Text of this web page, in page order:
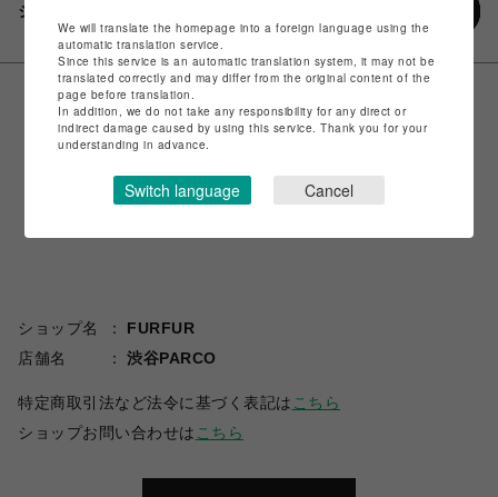
シェアする
ショップ名
FURFUR
店舗名
渋谷PARCO
特定商取引法など法令に基づく表記は こちら
ショップお問い合わせは こちら
We will translate the homepage into a foreign language using the
automatic translation service.
Since this service is an automatic translation system, it may not be
translated correctly and may differ from the original content of the
page before translation.
In addition, we do not take any responsibility for any direct or
indirect damage caused by using this service. Thank you for your
understanding in advance.
Switch language Cancel